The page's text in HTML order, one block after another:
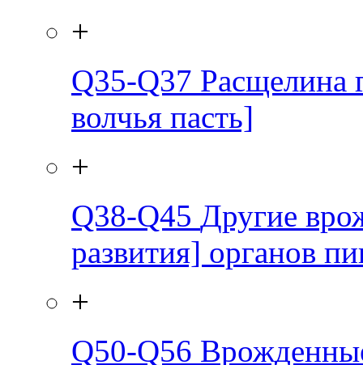
+
Q35-Q37 Расщелина
волчья пасть]
+
Q38-Q45 Другие
развития] органов
+
Q50-Q56